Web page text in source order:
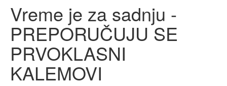
Vreme je za sadnju -
PREPORUČUJU SE
PRVOKLASNI
KALEMOVI